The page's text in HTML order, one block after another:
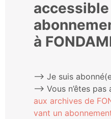
à
⟶ Je suis
⟶ Vous n’êtes pas
aux archives de
vant un